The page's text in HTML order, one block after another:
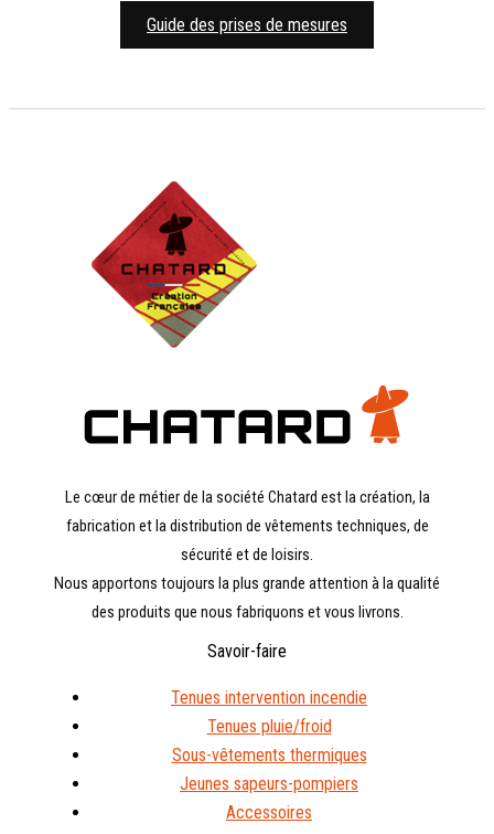
Guide des prises de mesures
Le cœur de métier de la société Chatard est la création, la
fabrication et la distribution de vêtements techniques, de
sécurité et de loisirs.
Nous apportons toujours la plus grande attention à la qualité
des produits que nous fabriquons et vous livrons.
Savoir-faire
Tenues intervention incendie
Tenues pluie/froid
Sous-vêtements thermiques
Jeunes sapeurs-pompiers
Accessoires